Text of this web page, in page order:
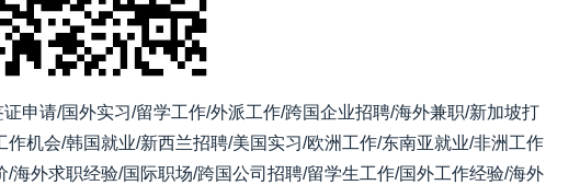
申请/国外实习/留学工作/外派工作/跨国企业招聘/海外兼职/新加坡打
机会/韩国就业/新西兰招聘/美国实习/欧洲工作/东南亚就业/非洲工作
海外求职经验/国际职场/跨国公司招聘/留学生工作/国外工作经验/海外